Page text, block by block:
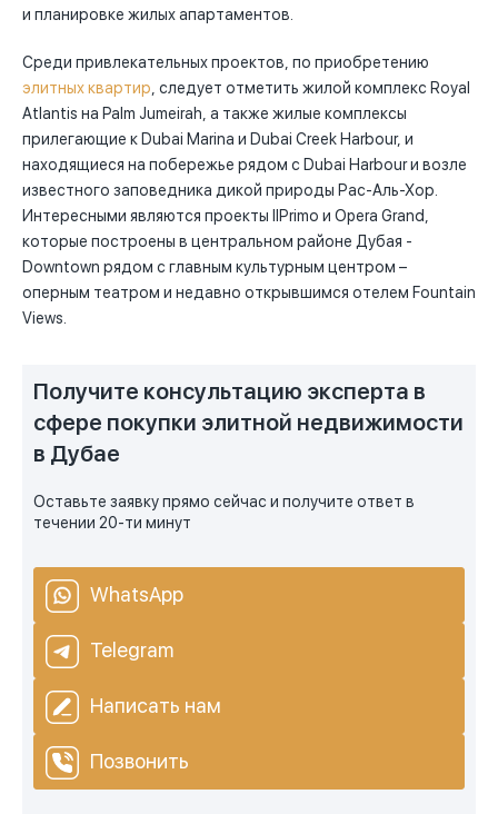
и планировке жилых апартаментов.
Среди привлекательных проектов, по приобретению
элитных квартир , следует отметить жилой комплекс Royal
Atlantis на Palm Jumeirah, а также жилые комплексы
прилегающие к Dubai Marina и Dubai Creek Harbour, и
находящиеся на побережье рядом с Dubai Harbour и возле
известного заповедника дикой природы Рас-Аль-Хор.
Интересными являются проекты IlPrimo и Opera Grand,
которые построены в центральном районе Дубая -
Downtown рядом с главным культурным центром –
оперным театром и недавно открывшимся отелем Fountain
Views.
Получите консультацию эксперта в
сфере покупки элитной недвижимости
в Дубае
Оставьте заявку прямо сейчас и получите ответ в
течении 20-ти минут
WhatsApp
Telegram
Написать нам
Позвонить